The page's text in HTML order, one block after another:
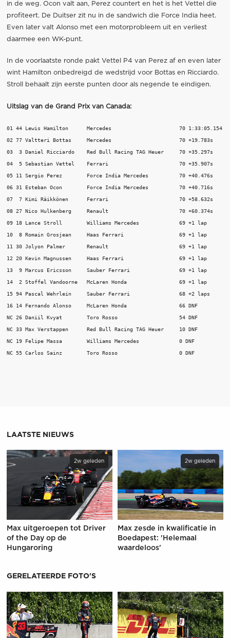
in de weg. Ocon valt aan, Perez countert en het is het Vettel die
profiteert. De Duitser zit nu in de sandwich die Force India heet.
Even later valt Alonso met een motorprobleem uit en verliest
daarmee een WK-punt.
In de voorlaatste ronde pakt Vettel P4 van Perez af en even later
wint Hamilton onbedreigd de wedstrijd voor Bottas en Ricciardo.
Stroll behaalt zijn eerste punten door als negende te eindigen.
Uitslag van de Grand Prix van Canada:
01 44 Lewis Hamilton      Mercedes                    	70 1:33:05.154
02 77 Valtteri Bottas     Mercedes                    	70 +19.783s
03  3 Daniel Ricciardo    Red Bull Racing TAG Heuer   	70 +35.297s
04  5 Sebastian Vettel    Ferrari                     	70 +35.907s
05 11 Sergio Perez        Force India Mercedes        	70 +40.476s
06 31 Esteban Ocon        Force India Mercedes        	70 +40.716s
07  7 Kimi Räikkönen      Ferrari                     	70 +58.632s
08 27 Nico Hulkenberg     Renault                     	70 +60.374s
09 18 Lance Stroll        Williams Mercedes           	69 +1 lap
10  8 Romain Grosjean     Haas Ferrari                	69 +1 lap
11 30 Jolyon Palmer       Renault                     	69 +1 lap
12 20 Kevin Magnussen     Haas Ferrari                	69 +1 lap
13  9 Marcus Ericsson     Sauber Ferrari              	69 +1 lap
14  2 Stoffel Vandoorne   McLaren Honda               	69 +1 lap
15 94 Pascal Wehrlein     Sauber Ferrari              	68 +2 laps
16 14 Fernando Alonso     McLaren Honda               	66 DNF
NC 26 Daniil Kvyat        Toro Rosso                  	54 DNF
NC 33 Max Verstappen      Red Bull Racing TAG Heuer   	10 DNF
NC 19 Felipe Massa        Williams Mercedes           	0 DNF
NC 55 Carlos Sainz        Toro Rosso                  	0 DNF
LAATSTE NIEUWS
2w geleden
Max uitgeroepen tot Driver
of the Day op de
Hungaroring
2w geleden
Max zesde in kwalificatie in
Boedapest: 'Helemaal
waardeloos'
GERELATEERDE FOTO'S